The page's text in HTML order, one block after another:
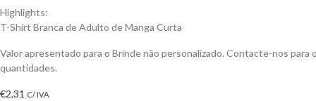
Highlights:
T-Shirt Branca de Adulto de Manga Curta
Valor apresentado para o Brinde não personalizado. Contacte-nos
quantidades.
€2,31 C/ IVA